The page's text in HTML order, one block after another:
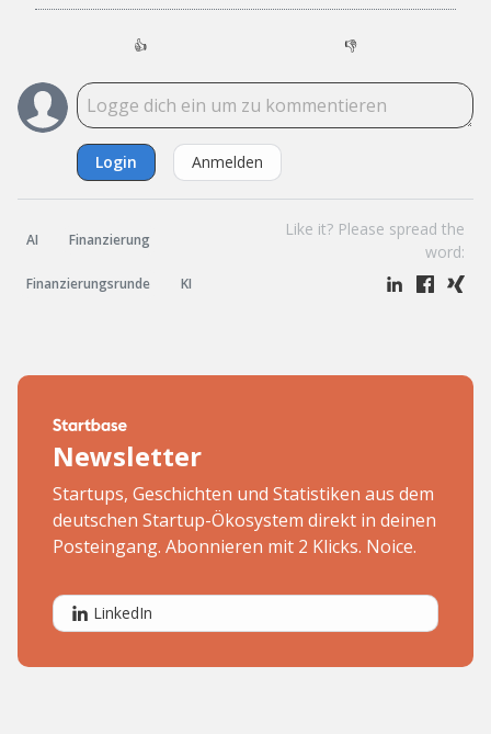
👍 👎
Login Anmelden
AI Finanzierung
Finanzierungsrunde KI
Like it? Please spread the
word:
Newsletter
Startups, Geschichten und Statistiken aus dem
deutschen Startup-Ökosystem direkt in deinen
Posteingang. Abonnieren mit 2 Klicks. Noice.
LinkedIn